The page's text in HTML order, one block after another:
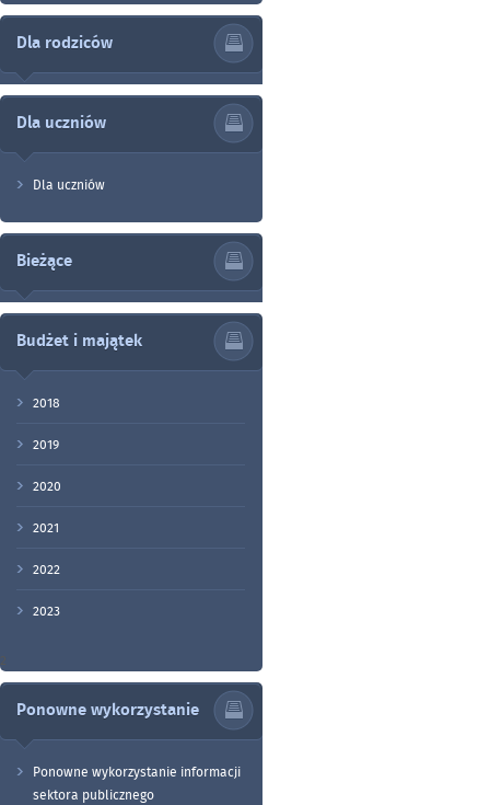
Dla rodziców
Dla uczniów
Dla uczniów
Bieżące
Budżet i majątek
2018
2019
2020
2021
2022
2023
2
Ponowne wykorzystanie
Ponowne wykorzystanie informacji
sektora publicznego